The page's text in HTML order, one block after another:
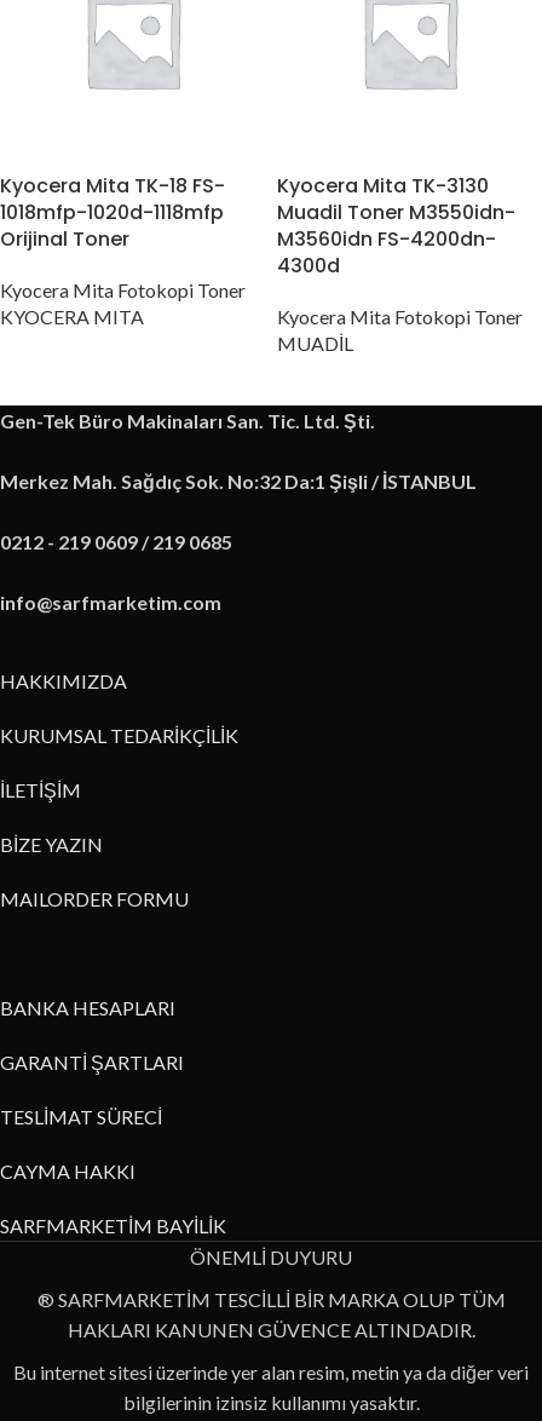
Kyocera Mita TK-18 FS-
1018mfp-1020d-1118mfp
Orijinal Toner
Kyocera Mita Fotokopi Toner
KYOCERA MITA
Kyocera Mita TK-3130
Muadil Toner M3550idn-
M3560idn FS-4200dn-
4300d
Kyocera Mita Fotokopi Toner
MUADİL
Gen-Tek Büro Makinaları San. Tic. Ltd. Şti.
Merkez Mah. Sağdıç Sok. No:32 Da:1 Şişli / İSTANBUL
0212 - 219 0609 / 219 0685
info@sarfmarketim.com
HAKKIMIZDA
KURUMSAL TEDARİKÇİLİK
İLETİŞİM
BİZE YAZIN
MAILORDER FORMU
BANKA HESAPLARI
GARANTİ ŞARTLARI
TESLİMAT SÜRECİ
CAYMA HAKKI
SARFMARKETİM BAYİLİK
ÖNEMLİ DUYURU
® SARFMARKETİM TESCİLLİ BİR MARKA OLUP TÜM
HAKLARI KANUNEN GÜVENCE ALTINDADIR.
Bu internet sitesi üzerinde yer alan resim, metin ya da diğer veri
bilgilerinin izinsiz kullanımı yasaktır.